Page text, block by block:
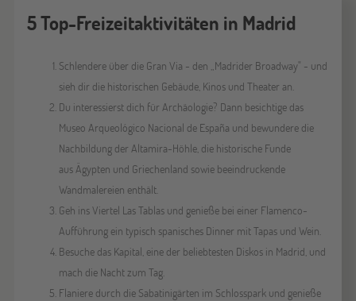
5 Top-Freizeitaktivitäten in Madrid
Schlendere über die Gran Via - den „Madrider Broadway" - und
sieh dir die historischen Gebäude, Kinos und Theater an.
Du interessierst dich für Archäologie? Dann besichtige das
Museo Arqueológico Nacional de España und bewundere die
Nachbildung der Altamira-Höhle, die historische Funde
aus Ägypten und Griechenland sowie beeindruckende
Wandmalereien enthält.
Geh ins Viertel Las Tablas und genieße bei einer Flamenco-
Aufführung ein typisch spanisches Dinner mit Tapas und Wein.
Besuche das Kapital, eine der beliebtesten Diskos in Madrid, und
mach die Nacht zum Tag.
Flaniere durch die Sabatinigärten im Schlosspark und genieße